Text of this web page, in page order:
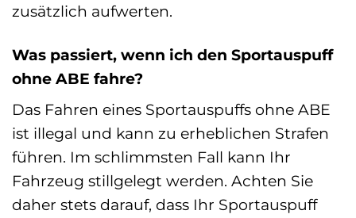
zusätzlich aufwerten.
Was passiert, wenn ich den Sportauspuff
ohne ABE fahre?
Das Fahren eines Sportauspuffs ohne ABE
ist illegal und kann zu erheblichen Strafen
führen. Im schlimmsten Fall kann Ihr
Fahrzeug stillgelegt werden. Achten Sie
daher stets darauf, dass Ihr Sportauspuff